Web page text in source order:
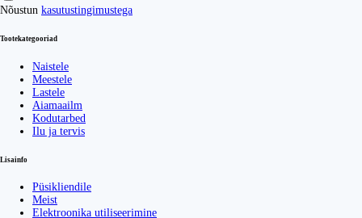
Nõustun kasutustingimustega
Tootekategooriad
Naistele
Meestele
Lastele
Aiamaailm
Kodutarbed
Ilu ja tervis
Lisainfo
Püsikliendile
Meist
Elektroonika utiliseerimine